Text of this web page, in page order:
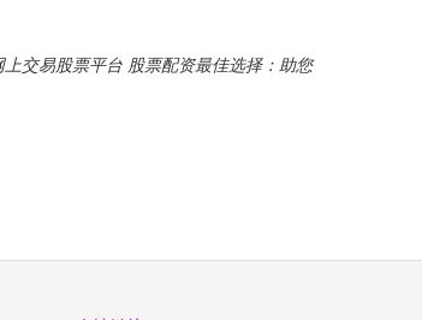
上交易股票平台 股票配资最佳选择：助您